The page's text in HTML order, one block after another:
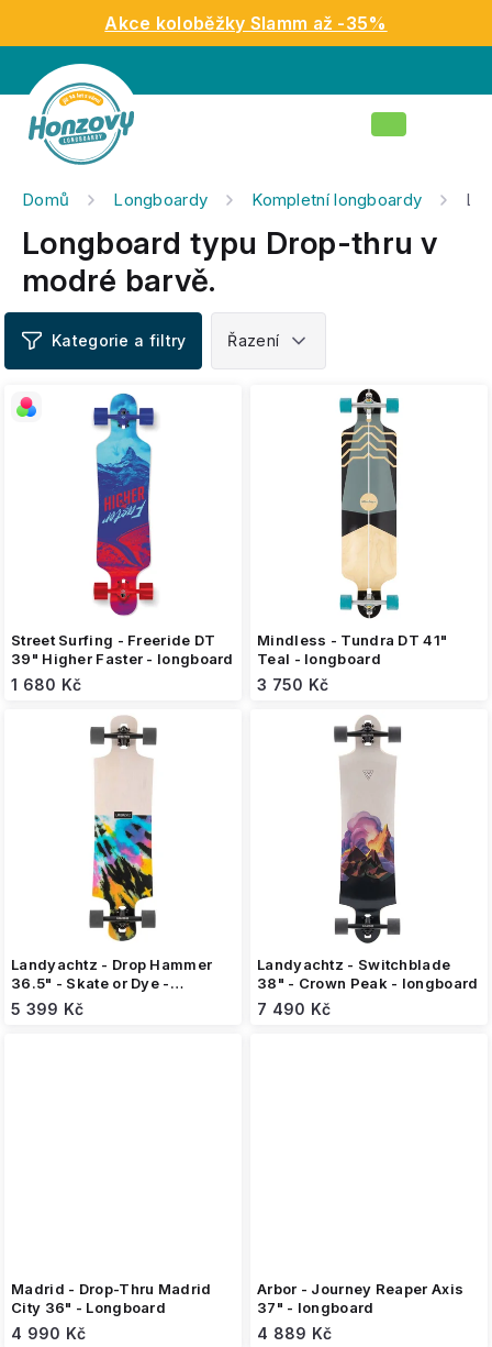
obsah
Akce koloběžky Slamm až -35%
Nákupní
Domů Longboardy Kompletní longboardy
Longboard typu Drop-thru v
modré barvě.
ý
p
i
s
Street Surfing - Freeride DT
39" Higher Faster - longboard
1 680 Kč
Mindless - Tundra DT 41"
Teal - longboard
3 750 Kč
Landyachtz - Drop Hammer
36.5" - Skate or Dye -
longboard
5 399 Kč
Landyachtz - Switchblade
38" - Crown Peak - longboard
7 490 Kč
Madrid - Drop-Thru Madrid
City 36" - Longboard
4 990 Kč
Arbor - Journey Reaper Axis
37" - longboard
4 889 Kč